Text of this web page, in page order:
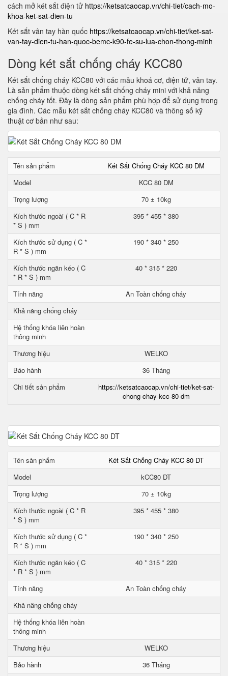
cách mở két sắt điện tử https://ketsatcaocap.vn/chi-tiet/cach-mo-
khoa-ket-sat-dien-tu
Két sắt vân tay hàn quốc https://ketsatcaocap.vn/chi-tiet/ket-sat-
van-tay-dien-tu-han-quoc-bemc-k90-fe-su-lua-chon-thong-minh
Dòng két sắt chống cháy KCC80
Két sắt chống cháy KCC80 với các mẫu khoá cơ, điện tử, vân tay.
Là sản phẩm thuộc dòng két sắt chống cháy mini với khả năng
chống cháy tốt. Đây là dòng sản phẩm phù hợp để sử dụng trong
gia đình. Các mẫu két sắt chống cháy KCC80 và thông số kỹ
thuật cơ bản như sau:
Tên sản phẩm
Két Sắt Chống Cháy KCC 80 DM
Model
KCC 80 DM
Trọng lượng
70 ± 10kg
Kích thước ngoài ( C * R
* S ) mm
395 * 455 * 380
Kích thước sử dụng ( C *
R * S ) mm
190 * 340 * 250
Kích thước ngăn kéo ( C
* R * S ) mm
40 * 315 * 220
Tính năng
An Toàn chống cháy
Khả năng chống cháy
Hệ thống khóa liên hoàn
thông minh
Thương hiệu
WELKO
Bảo hành
36 Tháng
Chi tiết sản phẩm
https://ketsatcaocap.vn/chi-tiet/ket-sat-
chong-chay-kcc-80-dm
Tên sản phẩm
Két Sắt Chống Cháy KCC 80 DT
Model
kCC80 DT
Trọng lượng
70 ± 10kg
Kích thước ngoài ( C * R
* S ) mm
395 * 455 * 380
Kích thước sử dụng ( C *
R * S ) mm
190 * 340 * 250
Kích thước ngăn kéo ( C
* R * S ) mm
40 * 315 * 220
Tính năng
An Toàn chống cháy
Khả năng chống cháy
Hệ thống khóa liên hoàn
thông minh
Thương hiệu
WELKO
Bảo hành
36 Tháng